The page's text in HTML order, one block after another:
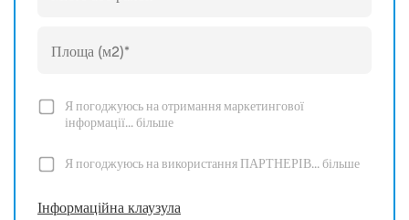
Я погоджуюсь на отримання маркетингової
інформації...більше
Я погоджуюсь на використання ПАРТНЕРІВ...більше
Інформаційна клаузула